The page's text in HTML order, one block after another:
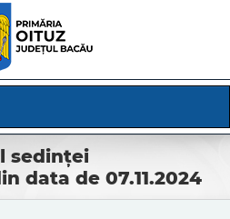
sedinței
data de 07.11.2024